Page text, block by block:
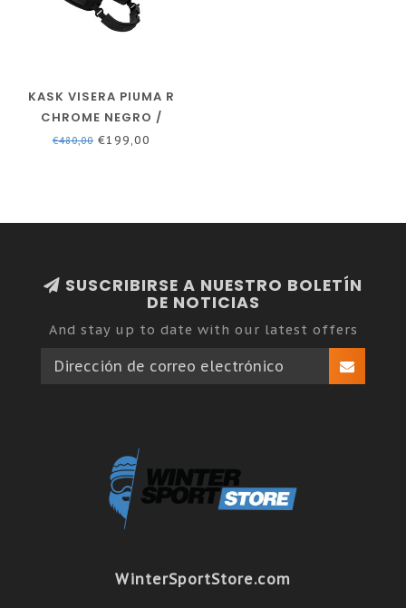
KASK VISERA PIUMA R
CHROME NEGRO /
ARCOIRIS
€480,00 €199,00
SUSCRIBIRSE A NUESTRO BOLETÍN
DE NOTICIAS
And stay up to date with our latest offers
WinterSportStore.com